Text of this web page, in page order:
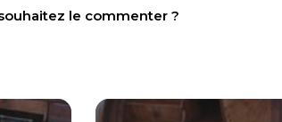
le commenter ?